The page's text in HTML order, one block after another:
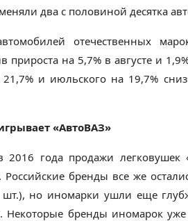
два с половиной десятка
отечественных
прироста на 5,7% в августе и
21,7% и июльского на 19,7%
«АвтоВАЗ»
2016 года продажи
Российские бренды все же
шт.), но иномарки ушли еще
Некоторые бренды иномарок